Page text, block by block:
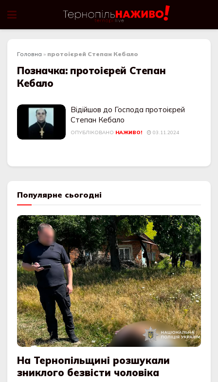
Головна » протоієрей Степан Кебало
Позначка: протоієрей Степан
Кебало
Відійшов до Господа протоієрей
Степан Кебало
ОПУБЛІКОВАНО НАЖИВО! 03.11.2024
Популярне сьогодні
На Тернопільщині розшукали
зниклого безвісти чоловіка